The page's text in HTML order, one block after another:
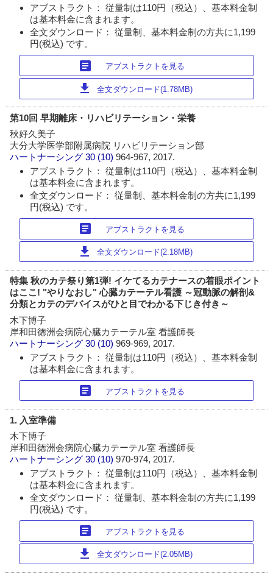
アブストラクト： 従量制は110円（税込）、基本料金制
は基本料金に含まれます。
全文ダウンロード： 従量制、基本料金制の方共に1,199
円(税込) です。
article アブストラクトを見る
download 全文ダウンロード(1.78MB)
第10回 早期離床・リハビリテーション・栄養
秋好久美子
大分大学医学部附属病院 リハビリテーション部
ハートナーシング 30 (10)964-967, 2017.
アブストラクト： 従量制は110円（税込）、基本料金制
は基本料金に含まれます。
全文ダウンロード： 従量制、基本料金制の方共に1,199
円(税込) です。
article アブストラクトを見る
download 全文ダウンロード(2.18MB)
特集 秋のカテ祭り第1弾! イケてるカテナースの着眼ポイント
はここ! "やりなおし" 心臓カテーテル看護 ～冠動脈の解剖&
分類とカテのデバイスがひと目でわかる下じき付き～
木下博子
岸和田徳洲会病院心臓カテーテル室 看護師長
ハートナーシング 30 (10)969-969, 2017.
アブストラクト： 従量制は110円（税込）、基本料金制
は基本料金に含まれます。
article アブストラクトを見る
1. 入室準備
木下博子
岸和田徳洲会病院心臓カテーテル室 看護師長
ハートナーシング 30 (10)970-974, 2017.
アブストラクト： 従量制は110円（税込）、基本料金制
は基本料金に含まれます。
全文ダウンロード： 従量制、基本料金制の方共に1,199
円(税込) です。
article アブストラクトを見る
download 全文ダウンロード(2.05MB)